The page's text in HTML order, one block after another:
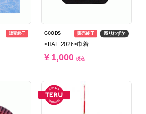
販売終了 販売終了 残りわずか
GOODS
<HAE 2026>巾着
¥ 1,000 税込